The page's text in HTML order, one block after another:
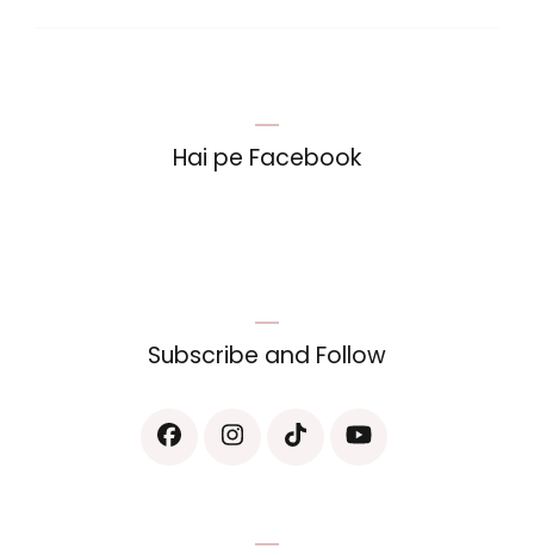
Hai pe Facebook
Subscribe and Follow